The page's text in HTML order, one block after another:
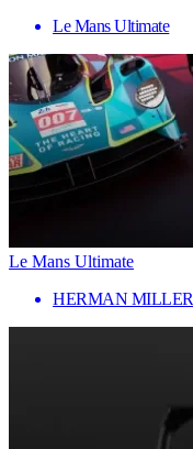
Le Mans Ultimate
Le Mans Ultimate
HERMAN MILLER